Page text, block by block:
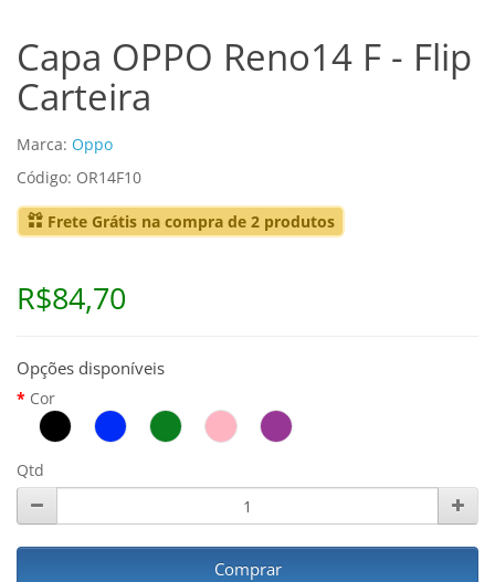
Capa OPPO Reno14 F - Flip
Carteira
Marca: Oppo
Código: OR14F10
Frete Grátis na compra de 2 produtos
R$84,70
Opções disponíveis
Cor
Qtd
Comprar